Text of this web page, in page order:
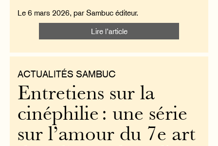
Le 6 mars 2026, par Sambuc éditeur.
Lire l’article
ACTUALITÉS SAMBUC
Entretiens sur la
cinéphilie : une série
sur l’amour du 7e art